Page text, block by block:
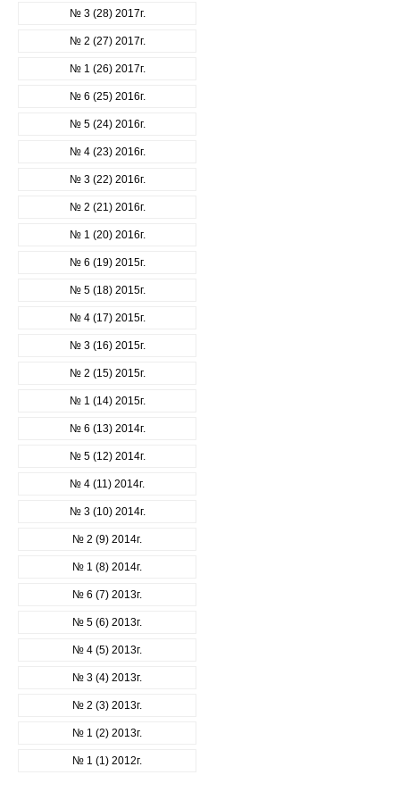
№ 3 (28) 2017г.
№ 2 (27) 2017г.
№ 1 (26) 2017г.
№ 6 (25) 2016г.
№ 5 (24) 2016г.
№ 4 (23) 2016г.
№ 3 (22) 2016г.
№ 2 (21) 2016г.
№ 1 (20) 2016г.
№ 6 (19) 2015г.
№ 5 (18) 2015г.
№ 4 (17) 2015г.
№ 3 (16) 2015г.
№ 2 (15) 2015г.
№ 1 (14) 2015г.
№ 6 (13) 2014г.
№ 5 (12) 2014г.
№ 4 (11) 2014г.
№ 3 (10) 2014г.
№ 2 (9) 2014г.
№ 1 (8) 2014г.
№ 6 (7) 2013г.
№ 5 (6) 2013г.
№ 4 (5) 2013г.
№ 3 (4) 2013г.
№ 2 (3) 2013г.
№ 1 (2) 2013г.
№ 1 (1) 2012г.